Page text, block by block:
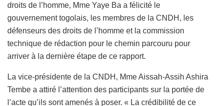
droits de l’homme, Mme Yaye Ba a félicité le
gouvernement togolais, les membres de la CNDH, les
défenseurs des droits de l’homme et la commission
technique de rédaction pour le chemin parcouru pour
arriver à la dernière étape de ce rapport.
La vice-présidente de la CNDH, Mme Aissah-Assih Ashira
Tembe a attiré l’attention des participants sur la portée de
l’acte qu’ils sont amenés à poser. « La crédibilité de ce